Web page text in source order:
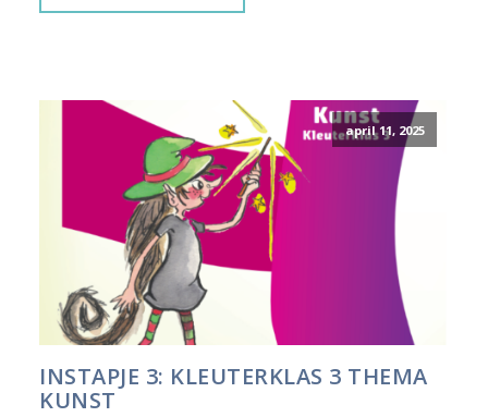
april 11, 2025
INSTAPJE 3: KLEUTERKLAS 3 THEMA
KUNST